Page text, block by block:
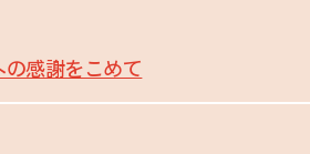
感謝をこめて